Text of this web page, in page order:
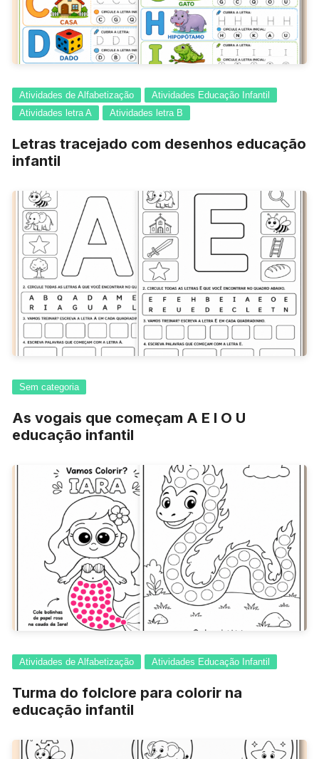
Atividades de Alfabetização
Atividades Educação Infantil
Atividades letra A
Atividades letra B
Letras tracejado com desenhos educação
infantil
Sem categoria
As vogais que começam A E I O U
educação infantil
Atividades de Alfabetização Atividades Educação Infantil
Turma do folclore para colorir na
educação infantil